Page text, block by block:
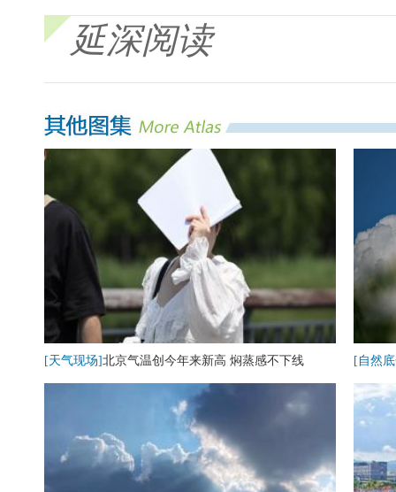
延深阅读
[天气现场]北京气温创今年来新高 焖蒸感不下线 [自然